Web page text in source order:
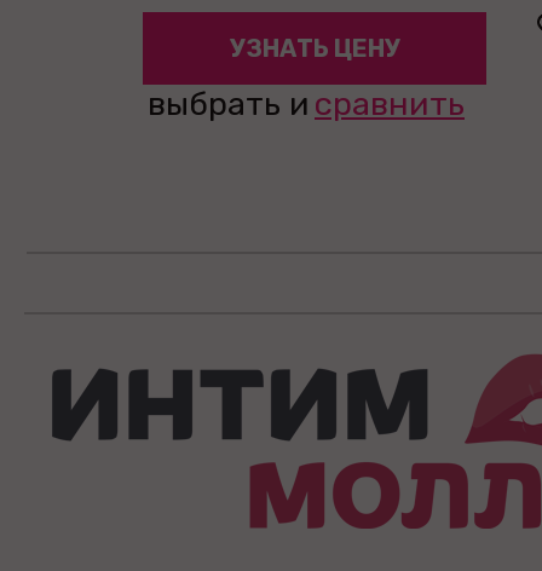
УЗНАТЬ ЦЕНУ
выбрать и сравнить